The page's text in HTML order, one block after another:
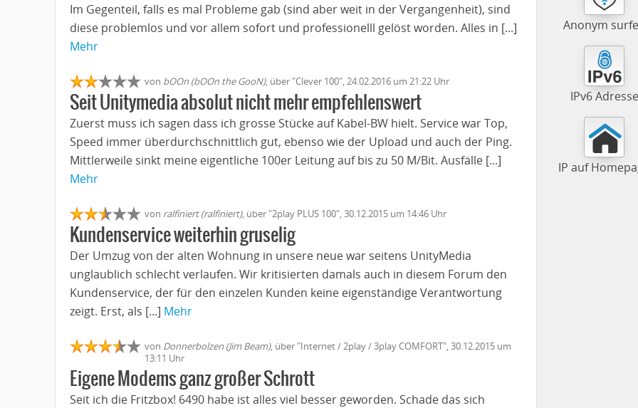
Im Gegenteil, falls es mal Probleme gab (sind aber weit in der Vergangenheit), sind
diese problemlos und vor allem sofort und professionelll gelöst worden. Alles in [...]
Mehr
von bOOn (bOOn the GooN), über "Clever 100", 24.02.2016 um 21:22 Uhr
Seit Unitymedia absolut nicht mehr empfehlenswert
Zuerst muss ich sagen dass ich grosse Stücke auf Kabel-BW hielt. Service war Top,
Speed immer überdurchschnittlich gut, ebenso wie der Upload und auch der Ping.
Mittlerweile sinkt meine eigentliche 100er Leitung auf bis zu 50 M/Bit. Ausfälle [...]
Mehr
von ralfiniert (ralfiniert), über "2play PLUS 100", 30.12.2015 um 14:46 Uhr
Kundenservice weiterhin gruselig
Der Umzug von der alten Wohnung in unsere neue war seitens UnityMedia
unglaublich schlecht verlaufen. Wir kritisierten damals auch in diesem Forum den
Kundenservice, der für den einzelen Kunden keine eigenständige Verantwortung
zeigt. Erst, als [...] Mehr
von Donnerbolzen (Jim Beam), über "Internet / 2play / 3play COMFORT", 30.12.2015 um
13:11 Uhr
Eigene Modems ganz großer Schrott
Seit ich die Fritzbox! 6490 habe ist alles viel besser geworden. Schade das sich
Anonym
IPv6 Adresse
IP auf